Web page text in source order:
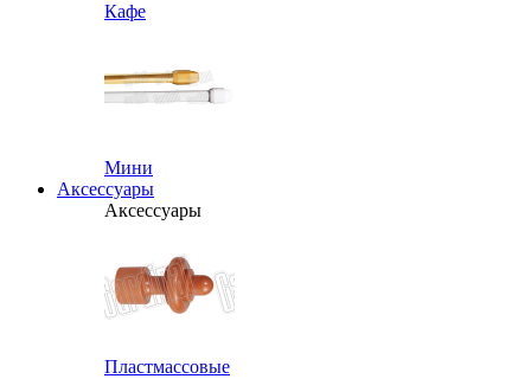
Кафе
Мини
Аксессуары
Аксессуары
Пластмассовые